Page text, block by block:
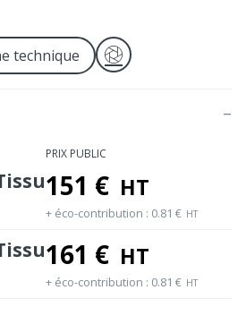
technique
Télécharger les
PRIX PUBLIC
151 € HT
+ éco-contribution : 0.81 € HT
161 € HT
+ éco-contribution : 0.81 € HT